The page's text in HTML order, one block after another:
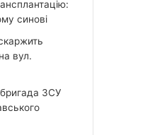
синові
вул.
ЗСУ